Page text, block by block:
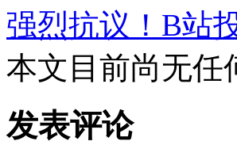
强烈抗议！B站
本文目前尚无任
发表评论